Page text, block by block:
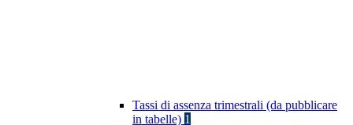
Tassi di assenza trimestrali (da pubblicare
in tabelle) 1